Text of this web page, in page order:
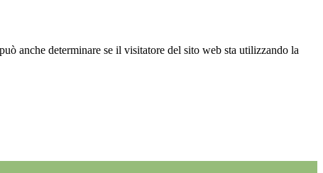
anche determinare se il visitatore del sito web sta utilizzando la